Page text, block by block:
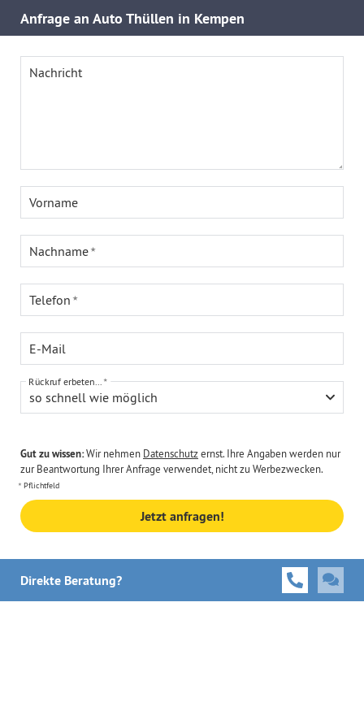
Anfrage an Auto Thüllen in Kempen
Nachricht
Vorname
Nachname
Telefon
E-Mail
so schnell wie möglich
Rückruf erbeten...
Gut zu wissen:Wir nehmen Datenschutzernst. Ihre Angaben werden nur
zur Beantwortung Ihrer Anfrage verwendet, nicht zu Werbezwecken.
Pflichtfeld
Jetzt anfragen!
Direkte Beratung?